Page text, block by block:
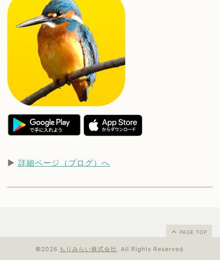
▶︎ 詳細ページ（ブログ）へ
PAGE TOP
©2026 もりみらい株式会社 . All Rights Reserved.